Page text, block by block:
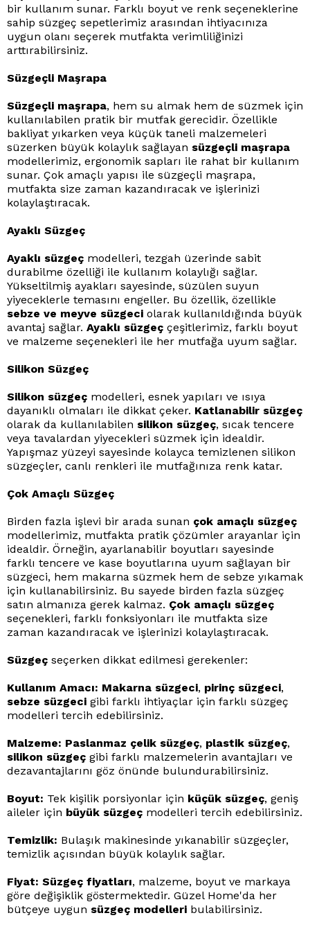
bir kullanım sunar. Farklı boyut ve renk seçeneklerine
sahip süzgeç sepetlerimiz arasından ihtiyacınıza
uygun olanı seçerek mutfakta verimliliğinizi
arttırabilirsiniz.
Süzgeçli Maşrapa
Süzgeçli maşrapa, hem su almak hem de süzmek için
kullanılabilen pratik bir mutfak gerecidir. Özellikle
bakliyat yıkarken veya küçük taneli malzemeleri
süzerken büyük kolaylık sağlayan süzgeçli maşrapa
modellerimiz, ergonomik sapları ile rahat bir kullanım
sunar. Çok amaçlı yapısı ile süzgeçli maşrapa,
mutfakta size zaman kazandıracak ve işlerinizi
kolaylaştıracak.
Ayaklı Süzgeç
Ayaklı süzgeç modelleri, tezgah üzerinde sabit
durabilme özelliği ile kullanım kolaylığı sağlar.
Yükseltilmiş ayakları sayesinde, süzülen suyun
yiyeceklerle temasını engeller. Bu özellik, özellikle
sebze ve meyve süzgeci olarak kullanıldığında büyük
avantaj sağlar. Ayaklı süzgeç çeşitlerimiz, farklı boyut
ve malzeme seçenekleri ile her mutfağa uyum sağlar.
Silikon Süzgeç
Silikon süzgeç modelleri, esnek yapıları ve ısıya
dayanıklı olmaları ile dikkat çeker. Katlanabilir süzgeç
olarak da kullanılabilen silikon süzgeç, sıcak tencere
veya tavalardan yiyecekleri süzmek için idealdir.
Yapışmaz yüzeyi sayesinde kolayca temizlenen silikon
süzgeçler, canlı renkleri ile mutfağınıza renk katar.
Çok Amaçlı Süzgeç
Birden fazla işlevi bir arada sunan çok amaçlı süzgeç
modellerimiz, mutfakta pratik çözümler arayanlar için
idealdir. Örneğin, ayarlanabilir boyutları sayesinde
farklı tencere ve kase boyutlarına uyum sağlayan bir
süzgeci, hem makarna süzmek hem de sebze yıkamak
için kullanabilirsiniz. Bu sayede birden fazla süzgeç
satın almanıza gerek kalmaz. Çok amaçlı süzgeç
seçenekleri, farklı fonksiyonları ile mutfakta size
zaman kazandıracak ve işlerinizi kolaylaştıracak.
Süzgeç seçerken dikkat edilmesi gerekenler:
Kullanım Amacı: Makarna süzgeci, pirinç süzgeci,
sebze süzgeci gibi farklı ihtiyaçlar için farklı süzgeç
modelleri tercih edebilirsiniz.
Malzeme: Paslanmaz çelik süzgeç, plastik süzgeç,
silikon süzgeç gibi farklı malzemelerin avantajları ve
dezavantajlarını göz önünde bulundurabilirsiniz.
Boyut: Tek kişilik porsiyonlar için küçük süzgeç, geniş
aileler için büyük süzgeç modelleri tercih edebilirsiniz.
Temizlik: Bulaşık makinesinde yıkanabilir süzgeçler,
temizlik açısından büyük kolaylık sağlar.
Fiyat: Süzgeç fiyatları, malzeme, boyut ve markaya
göre değişiklik göstermektedir. Güzel Home'da her
bütçeye uygun süzgeç modelleri bulabilirsiniz.